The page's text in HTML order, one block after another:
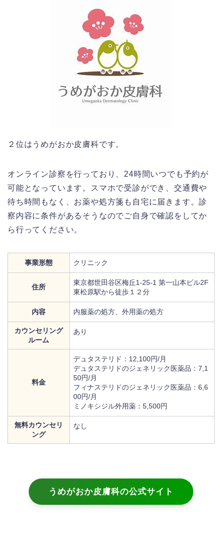
２位はうめがおか皮膚科です。
オンライン診察を行っており、24時間いつでも予約が
可能となっています。スマホで受診ができ、交通費や
待ち時間もなく、お薬や処方箋も自宅に届きます。診
察内容に条件があるそうなのでご自身で確認をしてか
ら行ってください。
事業形態 クリニック
住所
東京都世田谷区梅丘1-25-1 第一山本ビル2F
東松原駅から徒歩１２分
内容 内服薬の処方、外用薬の処方
カウンセリング
ルーム
あり
料金
デュタステリド：12,100円/月
デュタステリドのジェネリック医薬品：7,1
50円/月
フィナステリドのジェネリック医薬品：6,6
00円/月
ミノキシジル外用薬：5,500円
無料カウンセリ
ング
なし
うめがおか皮膚科の公式サイト